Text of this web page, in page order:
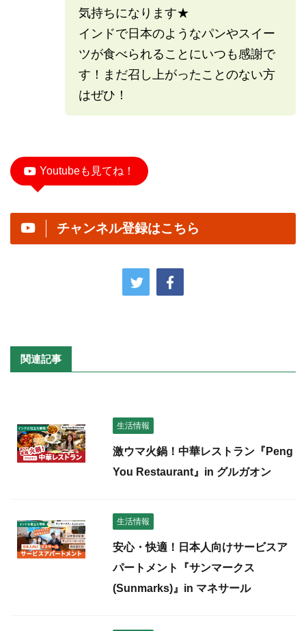
気持ちになります★
インドで日本のようなパンやスイー
ツが食べられることにいつも感謝で
す！まだ召し上がったことのない方
はぜひ！
Youtubeも見てね！
チャンネル登録はこちら
関連記事
生活情報
激ウマ火鍋！中華レストラン『Peng
You Restaurant』in グルガオン
生活情報
安心・快適！日本人向けサービスア
パートメント『サンマークス
(Sunmarks)』in マネサール